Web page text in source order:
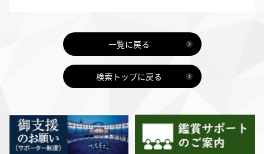
一覧に戻る
検索トップに戻る